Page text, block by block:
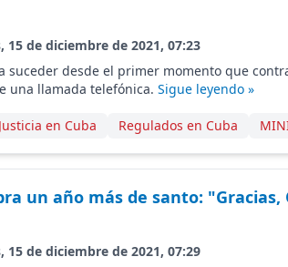
15 de diciembre de 2021, 07:23
suceder desde el primer momento que
una llamada telefónica. Sigue leyendo »
Justicia en Cuba Regulados en Cuba
un año más de santo:
15 de diciembre de 2021, 07:29